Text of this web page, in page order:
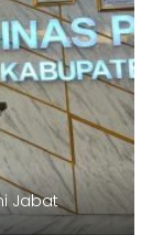
Jabat